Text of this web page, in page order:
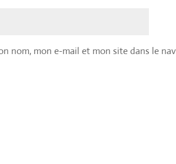
nom, mon e-mail et mon site dans le